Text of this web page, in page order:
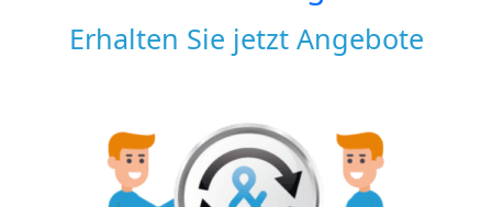
Erhalten Sie jetzt Angebote